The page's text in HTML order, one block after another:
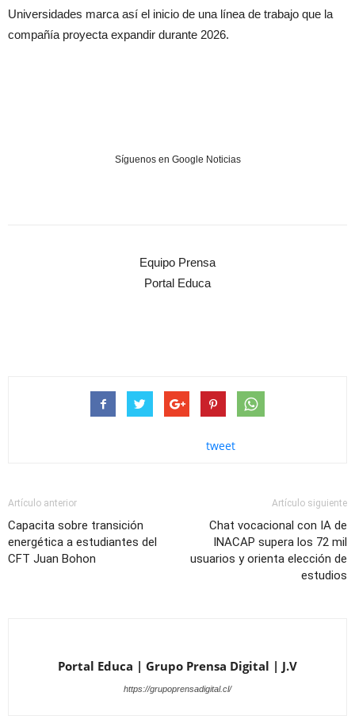
Universidades marca así el inicio de una línea de trabajo que la
compañía proyecta expandir durante 2026.
Síguenos en Google Noticias
Equipo Prensa
Portal Educa
tweet
Artículo anterior
Capacita sobre transición
energética a estudiantes del
CFT Juan Bohon
Artículo siguiente
Chat vocacional con IA de
INACAP supera los 72 mil
usuarios y orienta elección de
estudios
Portal Educa | Grupo Prensa Digital | J.V
https://grupoprensadigital.cl/